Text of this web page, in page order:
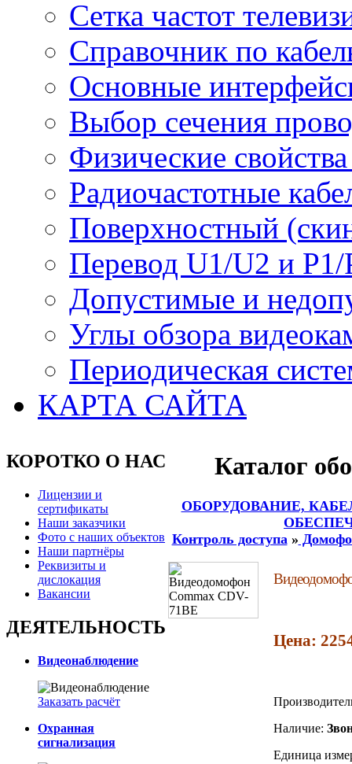
Сетка частот
Справочник по
Основные
Выбор сечения
Физические
Радиочастотные
Поверхностный
Перевод U1/U2 и
Допустимые и
Углы обзора
Периодическая
КАРТА САЙТА
КОРОТКО О НАС
Лицензии и
сертификаты
Наши заказчики
Фото с наших объектов
Наши партнёры
Реквизиты и
дислокация
Вакансии
ДЕЯТЕЛЬНОСТЬ
Видеонаблюдение
Заказать расчёт
Охранная
сигнализация
Каталог
ОБОРУДОВАНИЕ,
Контроль доступа »
Цена:
Наличие:
Единица